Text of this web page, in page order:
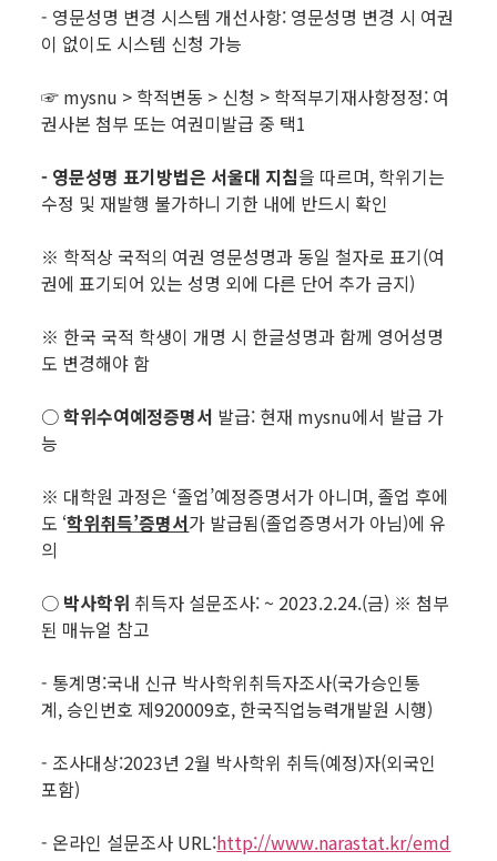
- 영문성명 변경 시스템 개선사항: 영문성명 변경 시 여권
이 없이도 시스템 신청 가능
☞ mysnu > 학적변동 > 신청 > 학적부기재사항정정: 여
권사본 첨부 또는 여권미발급 중 택1
- 영문성명 표기방법은 서울대 지침을 따르며, 학위기는
수정 및 재발행 불가하니 기한 내에 반드시 확인
※ 학적상 국적의 여권 영문성명과 동일 철자로 표기(여
권에 표기되어 있는 성명 외에 다른 단어 추가 금지)
※ 한국 국적 학생이 개명 시 한글성명과 함께 영어성명
도 변경해야 함
○학위수여예정증명서 발급: 현재 mysnu에서 발급 가
능
※ 대학원 과정은 ‘졸업’예정증명서가 아니며, 졸업 후에
도 ‘학위취득’증명서가 발급됨(졸업증명서가 아님)에 유
의
○ 박사학위 취득자 설문조사: ~ 2023.2.24.(금) ※ 첨부
된 매뉴얼 참고
- 통계명:국내 신규 박사학위취득자조사(국가승인통
계, 승인번호 제920009호, 한국직업능력개발원 시행)
- 조사대상:2023년 2월 박사학위 취득(예정)자(외국인
포함)
- 온라인 설문조사 URL:http://www.narastat.kr/emd